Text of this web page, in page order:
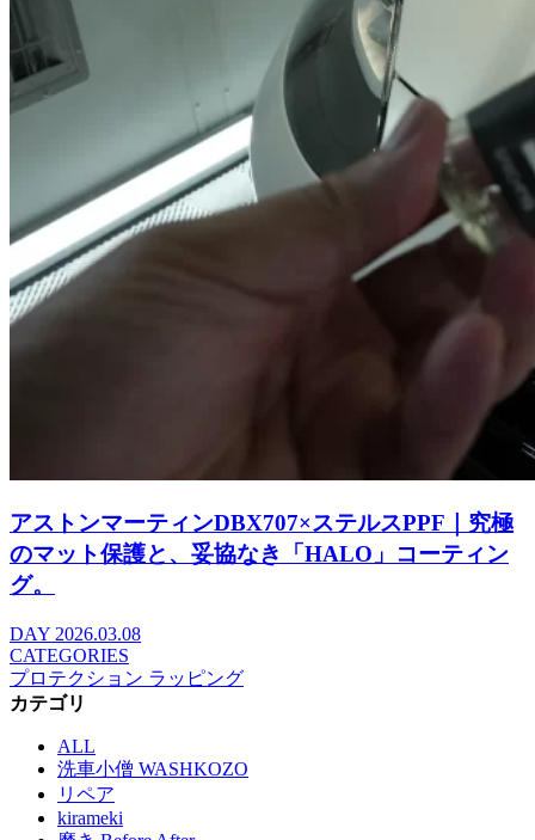
アストンマーティンDBX707×ステルスPPF｜究極
のマット保護と、妥協なき「HALO」コーティン
グ。
DAY 2026.03.08
CATEGORIES
プロテクション ラッピング
カテゴリ
ALL
洗車小僧 WASHKOZO
リペア
kirameki